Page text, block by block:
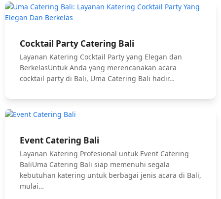
Cocktail Party Catering Bali
Layanan Katering Cocktail Party yang Elegan dan
BerkelasUntuk Anda yang merencanakan acara
cocktail party di Bali, Uma Catering Bali hadir…
Event Catering Bali
Layanan Katering Profesional untuk Event Catering
BaliUma Catering Bali siap memenuhi segala
kebutuhan katering untuk berbagai jenis acara di Bali,
mulai…